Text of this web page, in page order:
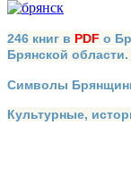
246 книг в PDF о
Брянской
Символы
Культурные,